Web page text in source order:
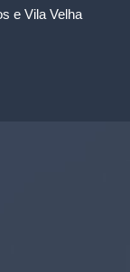
e Vila Velha